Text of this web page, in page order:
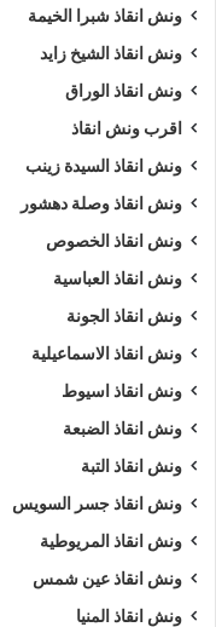
ونش انقاذ شبرا الخيمة
ونش انقاذ الشيخ زايد
ونش انقاذ الوراق
اقرب ونش انقاذ
ونش انقاذ السيدة زينب
ونش انقاذ وصلة دهشور
ونش انقاذ الخصوص
ونش انقاذ العباسية
ونش انقاذ الجونة
ونش انقاذ الاسماعيلية
ونش انقاذ اسيوط
ونش انقاذ الضبعة
ونش انقاذ التبة
ونش انقاذ جسر السويس
ونش انقاذ المريوطية
ونش انقاذ عين شمس
ونش انقاذ المنيا